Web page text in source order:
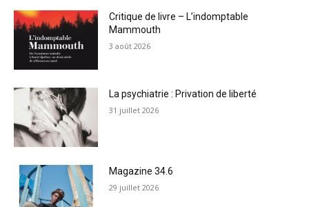
Critique de livre – L’indomptable
Mammouth
3 août 2026
La psychiatrie : Privation de liberté
31 juillet 2026
Magazine 34.6
29 juillet 2026